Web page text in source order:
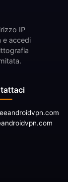
IP
e accedi